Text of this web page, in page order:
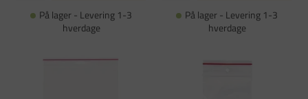
På lager - Levering 1-3
hverdage
På lager - Levering 1-3
hverdage